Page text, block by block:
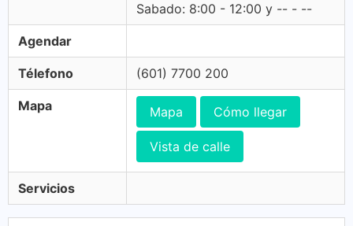
Sabado: 8:00 - 12:00 y -- - --
Agendar
Télefono (601) 7700 200
Mapa Mapa Cómo llegar
Vista de calle
Servicios